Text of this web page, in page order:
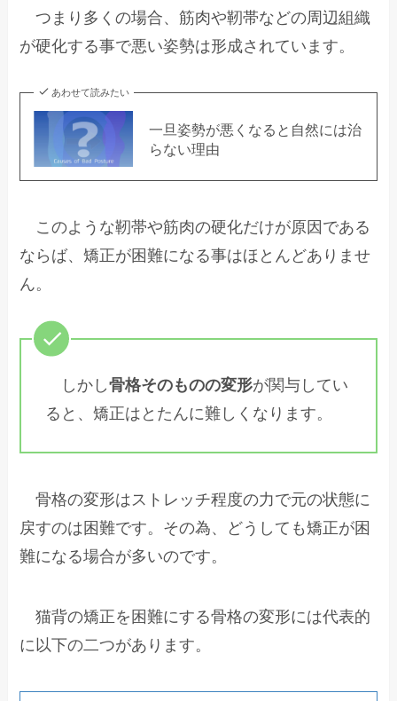
つまり多くの場合、筋肉や靭帯などの周辺組織
が硬化する事で悪い姿勢は形成されています。
あわせて読みたい
一旦姿勢が悪くなると自然には治
らない理由
このような靭帯や筋肉の硬化だけが原因である
ならば、矯正が困難になる事はほとんどありませ
ん。
しかし骨格そのものの変形が関与してい
ると、矯正はとたんに難しくなります。
骨格の変形はストレッチ程度の力で元の状態に
戻すのは困難です。その為、どうしても矯正が困
難になる場合が多いのです。
猫背の矯正を困難にする骨格の変形には代表的
に以下の二つがあります。